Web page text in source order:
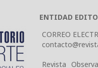
ENTIDAD
CORREO
Revista